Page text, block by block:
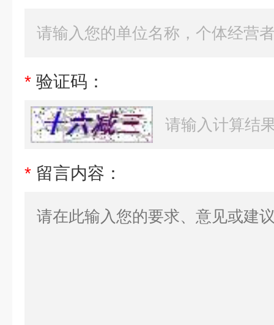
* 验证码：
* 留言内容：